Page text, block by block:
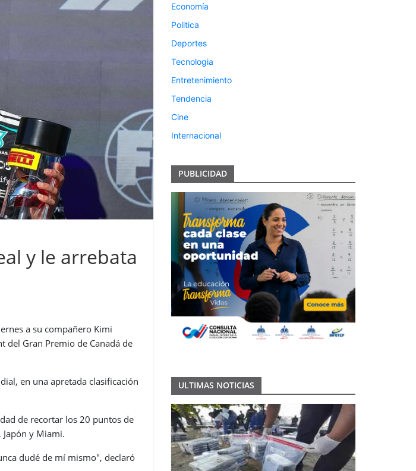
y le arrebata
a su compañero Kimi
Gran Premio de Canadá de
en una apretada clasificación
de recortar los 20 puntos de
y Miami.
dudé de mí mismo", declaró
Economía
Politica
Deportes
Tecnologia
Entretenimiento
Tendencia
Cine
Internacional
PUBLICIDAD
ULTIMAS NOTICIAS